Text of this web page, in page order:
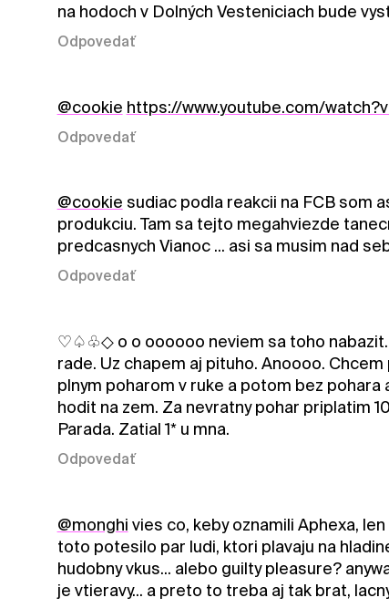
na hodoch v Dolných Vesteniciach bude
Odpovedať
@cookie https://www.youtube.com/
Odpovedať
@cookie sudiac podla reakcii na FCB som
produkciu. Tam sa tejto megahviezde
predcasnych Vianoc ... asi sa musim nad
Odpovedať
♡♤♧◇ o o oooooo neviem sa toho
rade. Uz chapem aj pituho. Anoooo.
plnym poharom v ruke a potom bez
hodit na zem. Za nevratny pohar priplatim
Parada. Zatial 1* u mna.
Odpovedať
@monghi vies co, keby oznamili Aphexa,
toto potesilo par ludi, ktori plavaju na
hudobny vkus... alebo guilty pleasure?
je vtieravy... a preto to treba aj tak brat,